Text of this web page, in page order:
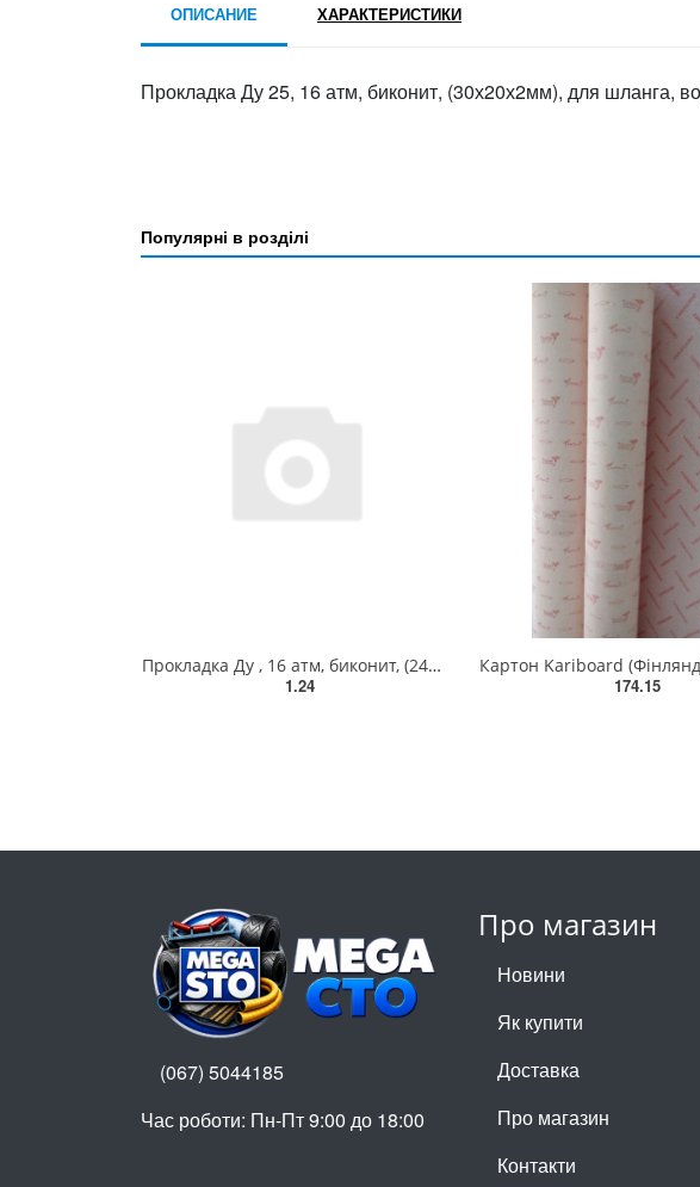
ОПИСАНИЕ ХАРАКТЕРИСТИКИ
Прокладка Ду 25, 16 атм, биконит, (30х20х2мм), для шланга,
Популярні в розділі
Прокладка Ду , 16 атм, биконит, (24х18х3мм), для счетчика, газ, ГАЛЛУС
1.24
174.15
Про магазин
Новини
Як купити
Доставка
Про магазин
Контакти
(067) 5044185
Час роботи: Пн-Пт 9:00 до 18:00